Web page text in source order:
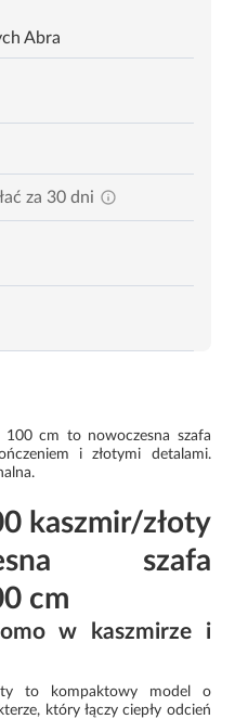
Abra
za 30 dni
100 cm to nowoczesna szafa
i złotymi detalami.
kaszmir/złoty
szafa
cm
w kaszmirze i
to kompaktowy model o
który łączy ciepły odcień